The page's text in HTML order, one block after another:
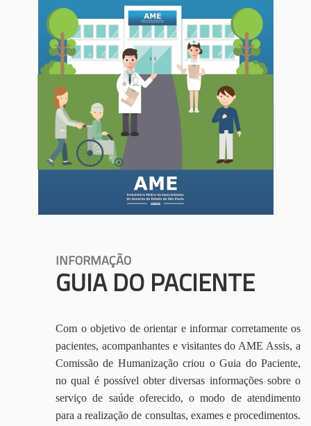
INFORMAÇÃO
GUIA DO PACIENTE
Com o objetivo de orientar e informar corretamente os
pacientes, acompanhantes e visitantes do AME Assis, a
Comissão de Humanização criou o Guia do Paciente,
no qual é possível obter diversas informações sobre o
serviço de saúde oferecido, o modo de atendimento
para a realização de consultas, exames e procedimentos.